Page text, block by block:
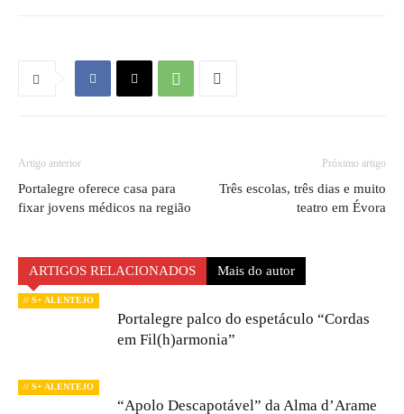
Artigo anterior
Portalegre oferece casa para
fixar jovens médicos na região
Próximo artigo
Três escolas, três dias e muito
teatro em Évora
ARTIGOS RELACIONADOS Mais do autor
// S+ ALENTEJO
Portalegre palco do espetáculo “Cordas
em Fil(h)armonia”
// S+ ALENTEJO
“Apolo Descapotável” da Alma d’Arame